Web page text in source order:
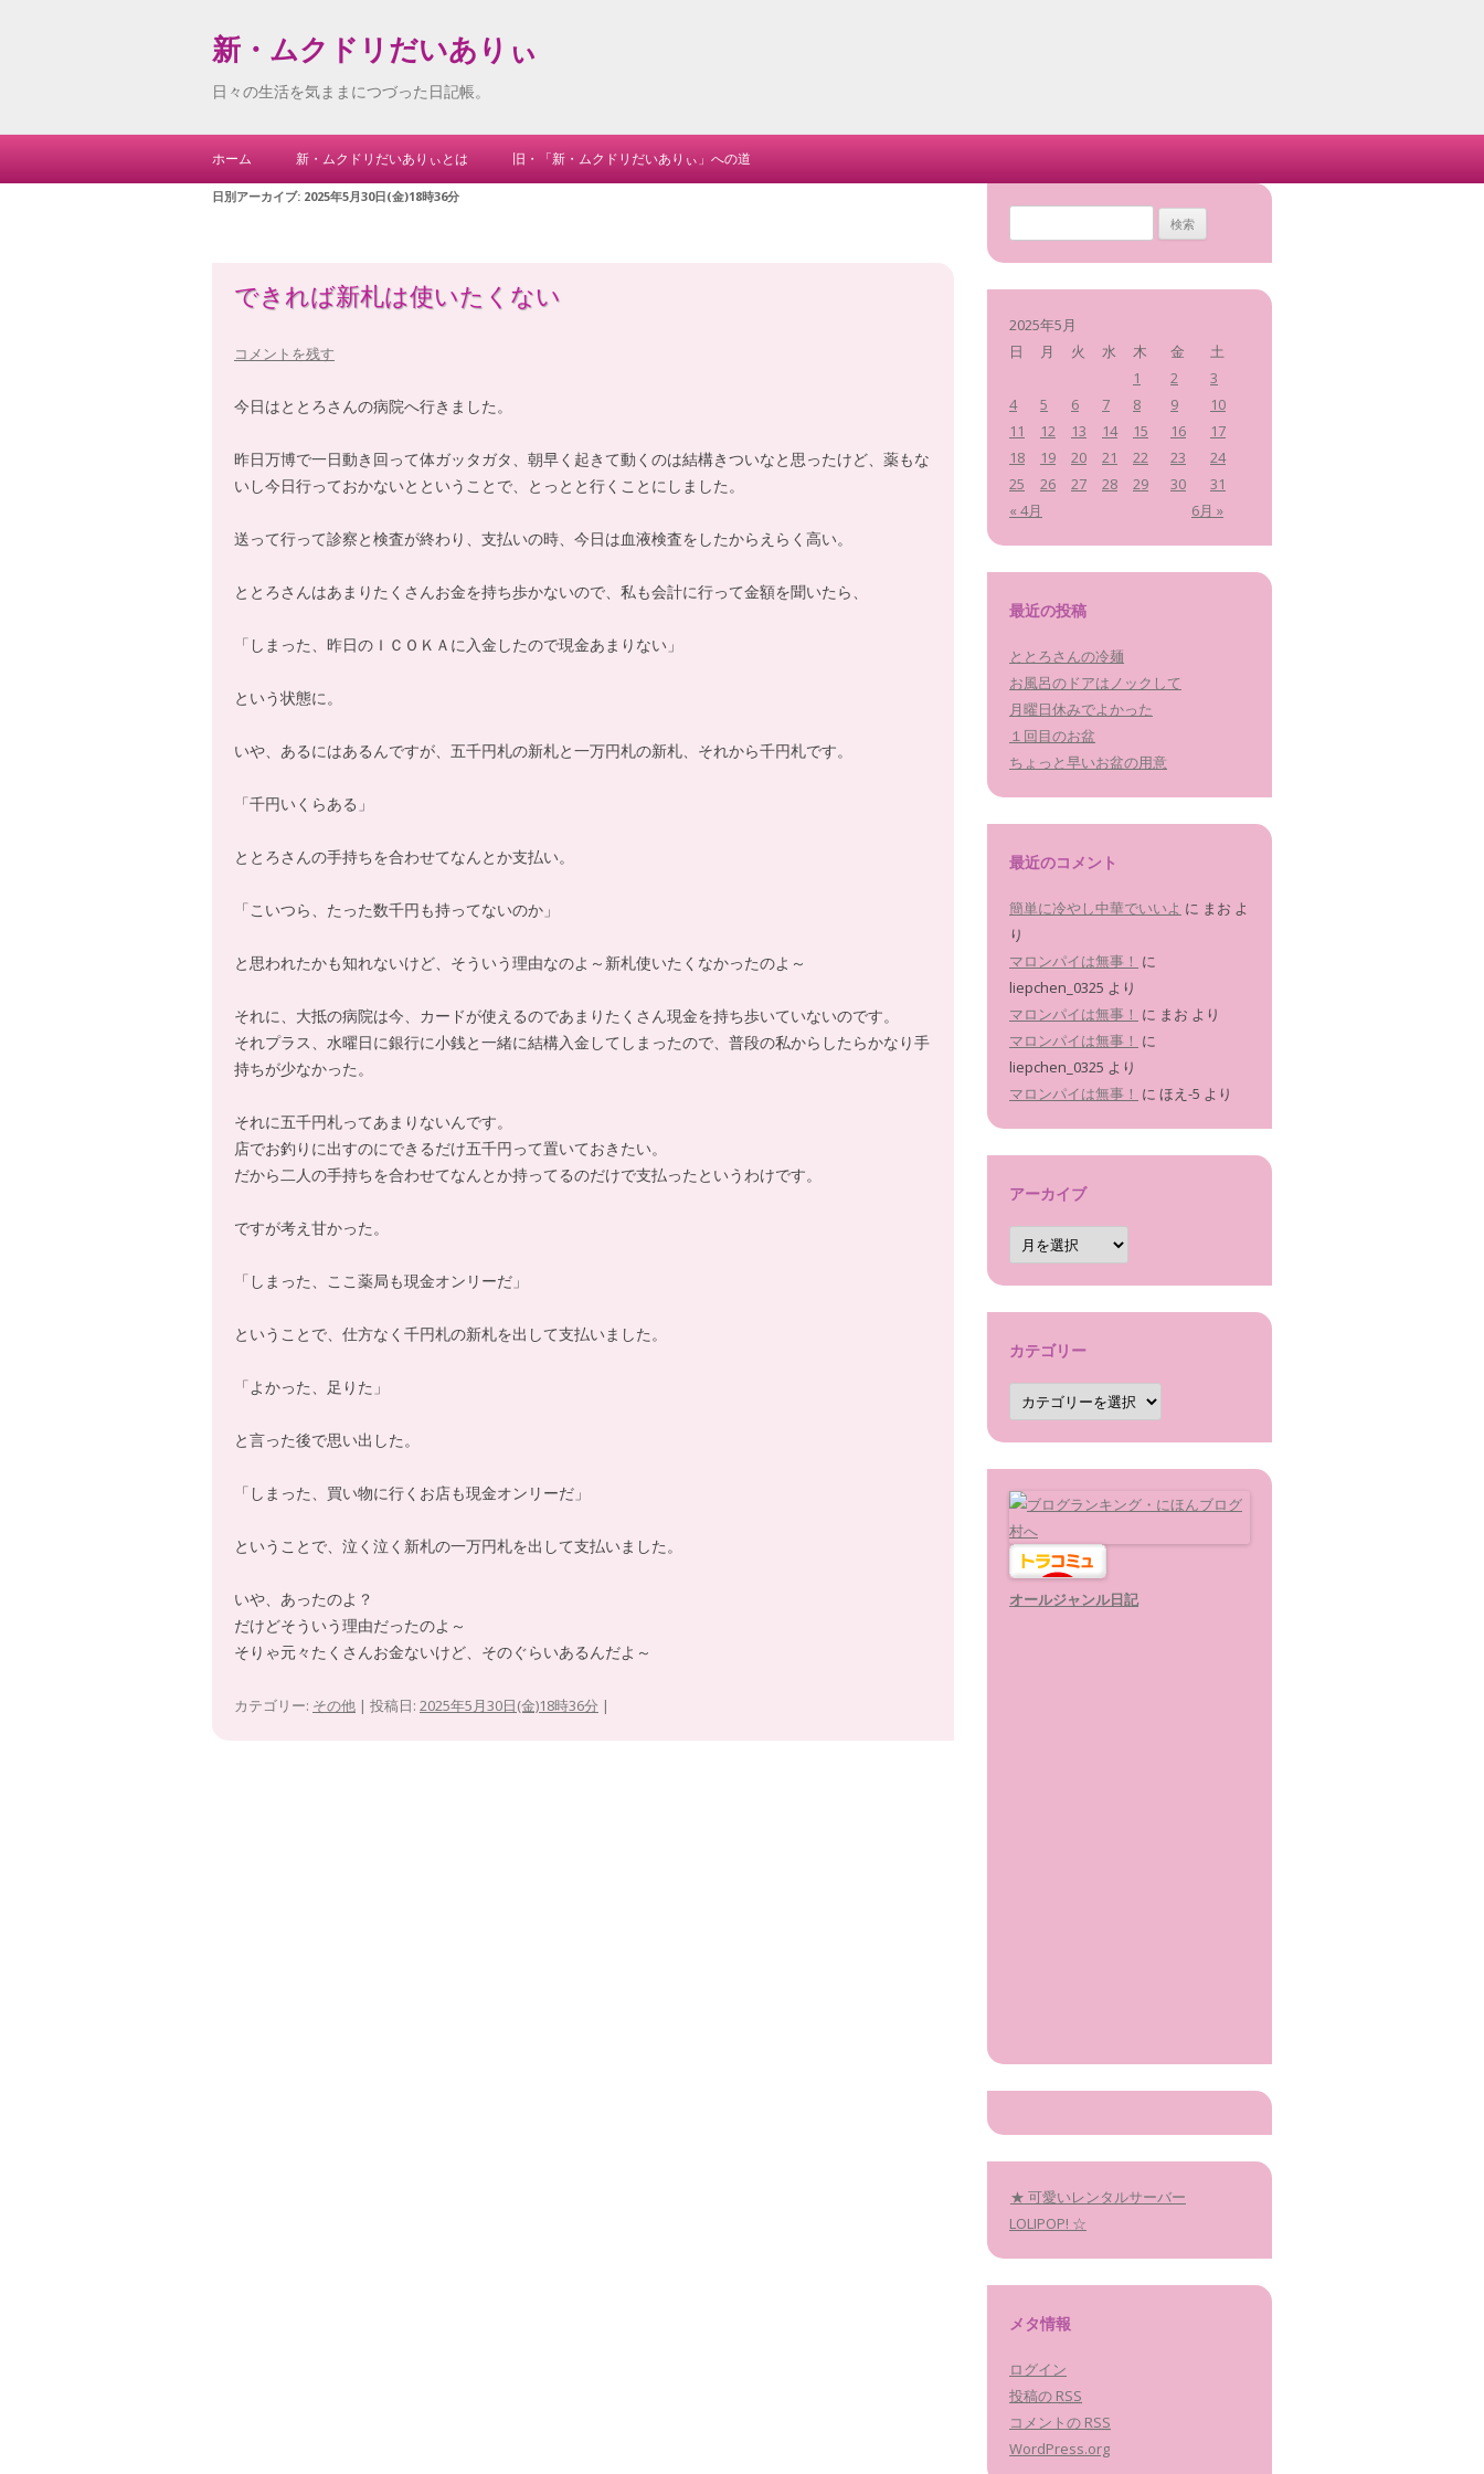
新・ムクドリだいありぃ
日々の生活を気ままにつづった日記帳。
Skip
to
ホーム 新・ムクドリだいありぃとは 旧・「新・ムクドリだいありぃ」への道
日別アーカイブ: 2025年5月30日(金)18時36分
できれば新札は使いたくない
コメントを残す
今日はととろさんの病院へ行きました。
昨日万博で一日動き回って体ガッタガタ、朝早く起きて動くのは結構きついなと思ったけど、薬もな
いし今日行っておかないとということで、とっとと行くことにしました。
送って行って診察と検査が終わり、支払いの時、今日は血液検査をしたからえらく高い。
ととろさんはあまりたくさんお金を持ち歩かないので、私も会計に行って金額を聞いたら、
「しまった、昨日のＩＣＯＫＡに入金したので現金あまりない」
という状態に。
いや、あるにはあるんですが、五千円札の新札と一万円札の新札、それから千円札です。
「千円いくらある」
ととろさんの手持ちを合わせてなんとか支払い。
「こいつら、たった数千円も持ってないのか」
と思われたかも知れないけど、そういう理由なのよ～新札使いたくなかったのよ～
それに、大抵の病院は今、カードが使えるのであまりたくさん現金を持ち歩いていないのです。
それプラス、水曜日に銀行に小銭と一緒に結構入金してしまったので、普段の私からしたらかなり手
持ちが少なかった。
それに五千円札ってあまりないんです。
店でお釣りに出すのにできるだけ五千円って置いておきたい。
だから二人の手持ちを合わせてなんとか持ってるのだけで支払ったというわけです。
ですが考え甘かった。
「しまった、ここ薬局も現金オンリーだ」
ということで、仕方なく千円札の新札を出して支払いました。
「よかった、足りた」
と言った後で思い出した。
「しまった、買い物に行くお店も現金オンリーだ」
ということで、泣く泣く新札の一万円札を出して支払いました。
いや、あったのよ？
だけどそういう理由だったのよ～
そりゃ元々たくさんお金ないけど、そのぐらいあるんだよ～
カテゴリー: その他 | 投稿日: 2025年5月30日(金)18時36分 |
索
2025年5月
日
月 火 水 木 金 土
« 4月 6月 »
1 2
3
4
5 6 7 8 9
10
11
12 13 14 15 16
17
18
19 20 21 22 23
24
25
26 27 28 29 30 31
最近の投稿
ととろさんの冷麺
お風呂のドアはノックして
月曜日休みでよかった
１回目のお盆
ちょっと早いお盆の用意
最近のコメント
簡単に冷やし中華でいいよ に まお よ
り
マロンパイは無事！ に
liepchen_0325 より
マロンパイは無事！ に まお より
マロンパイは無事！ に
liepchen_0325 より
マロンパイは無事！ に ほえ-5 より
アーカイブ
ア
ー
カ
カテゴリー
カ
テ
ゴ
オールジャンル日記
★ 可愛いレンタルサーバー
LOLIPOP! ☆
メタ情報
ログイン
投稿の RSS
コメントの RSS
WordPress.org